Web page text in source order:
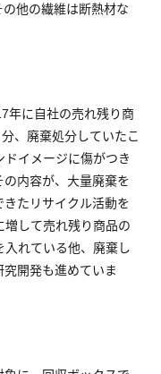
他の繊維は断熱材な
年に自社の売れ残り商
、廃棄処分していたこ
ドイメージに傷がつき
内容が、大量廃棄を
たリサイクル活動を
増して売れ残り商品の
れている他、廃棄し
開発も進めていま